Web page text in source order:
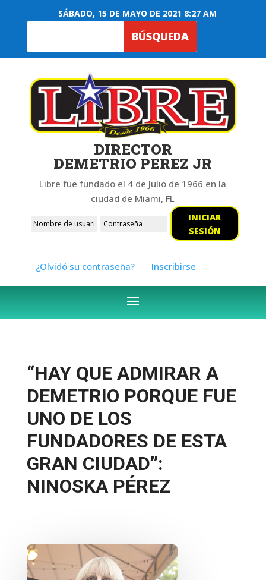
SÁBADO, 15 DE MAYO DE 2021 8:27 AM
DIRECTOR
DEMETRIO PEREZ JR
Libre fue fundado el 4 de Julio de 1966 en la
ciudad de Miami, FL
INICIAR
SESIÓN
¿Olvidó su contraseña? Inscribirse
“HAY QUE ADMIRAR A
DEMETRIO PORQUE FUE
UNO DE LOS
FUNDADORES DE ESTA
GRAN CIUDAD’’:
NINOSKA PÉREZ